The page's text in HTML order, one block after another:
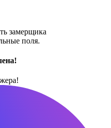
замерщика
поля.